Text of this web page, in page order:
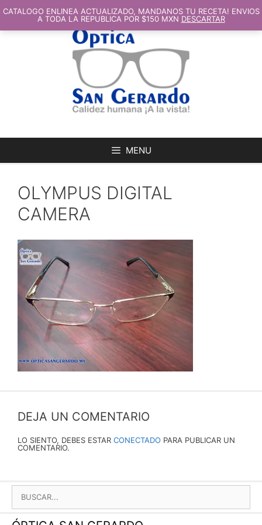
AL
CONTENIDO
MENU
OLYMPUS DIGITAL
CAMERA
DEJA UN COMENTARIO
LO SIENTO, DEBES ESTAR CONECTADO PARA PUBLICAR UN
COMENTARIO.
BUSCAR:
CATALOGO ENLINEA ACTUALIZADO, MANDANOS TU RECETA! ENVIOS
A TODA LA REPUBLICA POR $150 MXN DESCARTAR